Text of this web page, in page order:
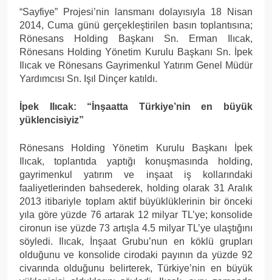
“Sayfiye” Projesi’nin lansmanı dolayısıyla 18 Nisan
2014, Cuma günü gerçekleştirilen basın toplantısına;
Rönesans Holding Başkanı Sn. Erman Ilıcak,
Rönesans Holding Yönetim Kurulu Başkanı Sn. İpek
Ilıcak ve Rönesans Gayrimenkul Yatırım Genel Müdür
Yardımcısı Sn. Işıl Dinçer katıldı.
İpek Ilıcak: “İnşaatta Türkiye’nin en büyük
yüklencisiyiz”
Rönesans Holding Yönetim Kurulu Başkanı İpek
Ilıcak, toplantıda yaptığı konuşmasında holding,
gayrimenkul yatırım ve inşaat iş kollarındaki
faaliyetlerinden bahsederek, holding olarak 31 Aralık
2013 itibariyle toplam aktif büyüklüklerinin bir önceki
yıla göre yüzde 76 artarak 12 milyar TL’ye; konsolide
cironun ise yüzde 73 artışla 4.5 milyar TL’ye ulaştığını
söyledi. Ilıcak, İnşaat Grubu’nun en köklü grupları
olduğunu ve konsolide cirodaki payının da yüzde 92
civarında olduğunu belirterek, Türkiye’nin en büyük